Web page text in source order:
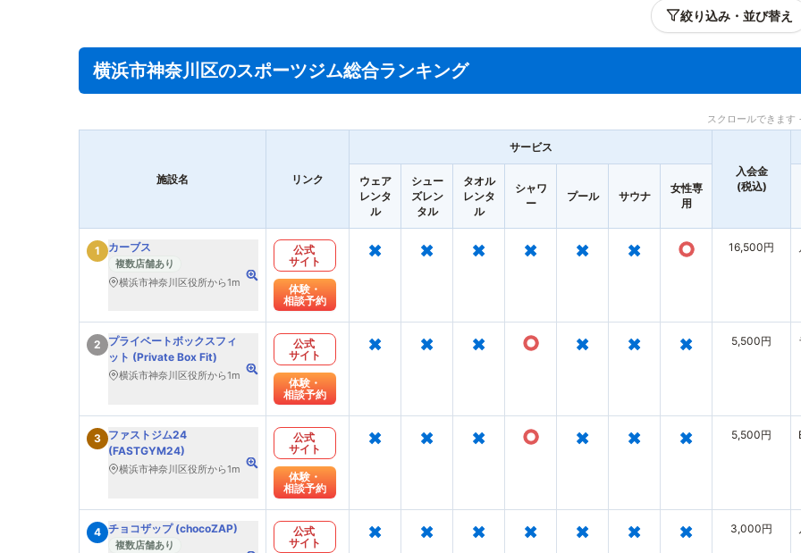
絞り込み・並び替え
横浜市神奈川区のスポーツジム総合ランキング
スクロールできま
施設名 リンク
サービス
入会金
(税込)
ウェア
レンタ
ル
シュー
ズレン
タル
タオル
レンタ
ル
シャワ
ー
プール サウナ
女性専
用
1 カーブス
複数店舗あり
横浜市神奈川区役所から1m
公式
サイト
体験・
相談予約
× × × × × × ○ 16,500円
2
プライベートボックスフィ
ット (Private Box Fit)
横浜市神奈川区役所から1m
公式
サイト
体験・
相談予約
× × × ○ × × × 5,500円
3 ファストジム24
(FASTGYM24)
横浜市神奈川区役所から1m
公式
サイト
体験・
相談予約
× × × ○ × × × 5,500円
4 チョコザップ (chocoZAP)
複数店舗あり
公式
サイト
× × × × × × × 3,000円